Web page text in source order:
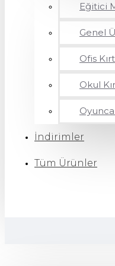
Eğitici
Genel
Ofis
Okul
İndirimler
Tüm Ürünler